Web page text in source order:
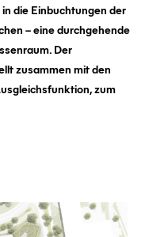
die Einbuchtungen der
– eine durchgehende
Der
zusammen mit den
zum